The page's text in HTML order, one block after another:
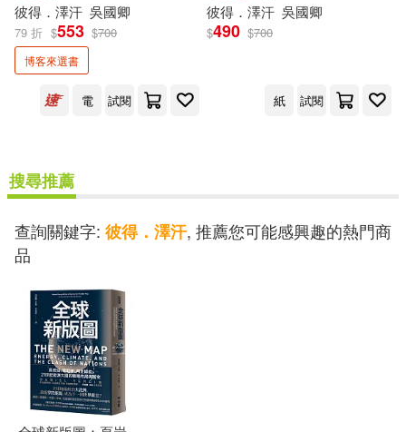
出版社 (可複選)
感電出版(2)
配送方式
可超商取貨(1) 可海外宅配(1)
可港澳店取(1)
可新加坡店取(1)
可菲律賓店取(1)
彼得 ． 澤汗 吳國卿
79 折 $553 $700
博客來選書
電 試閱
彼得 ． 澤汗 吳國卿
$490 $700
紙 試閱
搜尋推薦
查詢關鍵字: 彼得．澤汗, 推薦您可能感興趣的熱門商
品